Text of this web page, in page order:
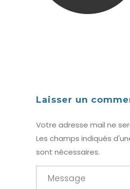
Laisser un
Votre adresse mail ne
Les champs indiqués
sont nécessaires.